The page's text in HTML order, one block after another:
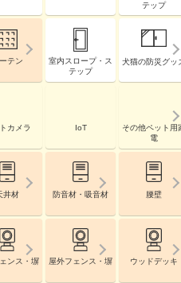
テップ
テン
室内スロープ・ス
テップ
犬猫の防災グッ
カメラ IoT
その他ペット用
電
井材 防音材・吸音材 腰壁
ンス・塀 屋外フェンス・塀 ウッドデッキ